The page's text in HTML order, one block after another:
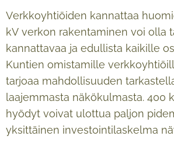
Verkkoyhtiöiden kannattaa
kV verkon rakentaminen voi olla
kannattavaa ja edullista kaikille
Kuntien omistamille
tarjoaa mahdollisuuden
laajemmasta näkökulmasta. 400
hyödyt voivat ulottua paljon
yksittäinen investointilaskelma